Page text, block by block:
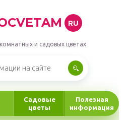
RU
и садовых цветах
Садовые
цветы
Полезная
информация